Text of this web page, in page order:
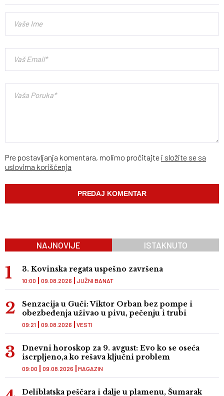
Pre postavljanja komentara, molimo pročitajte i složite se sa
uslovima korišćenja
NAJNOVIJE ISTAKNUTO
3. Kovinska regata uspešno završena
JUŽNI BANAT
10:00 09.08.2026
Senzacija u Guči: Viktor Orban bez pompe i
obezbeđenja uživao u pivu, pečenju i trubi
VESTI
09:21 09.08.2026
Dnevni horoskop za 9. avgust: Evo ko se oseća
iscrpljeno,a ko rešava ključni problem
MAGAZIN
09:00 09.08.2026
Deliblatska peščara i dalje u plamenu, Šumarak